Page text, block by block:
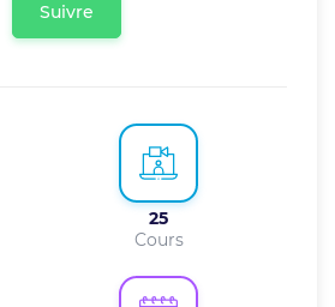
Suivre
25
Cours